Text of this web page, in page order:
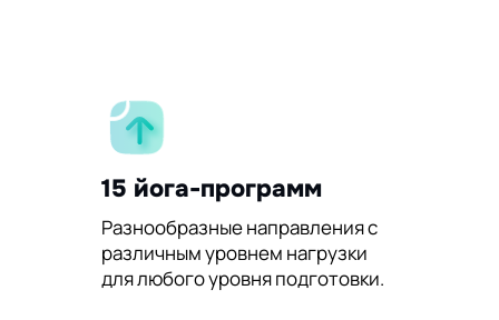
15 йога-программ
Разнообразные направления с
различным уровнем нагрузки
для любого уровня подготовки.